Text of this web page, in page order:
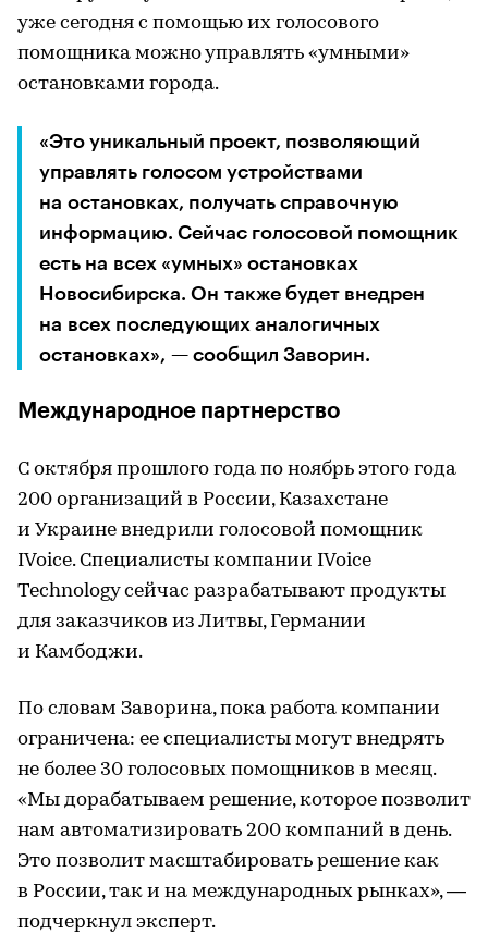
уже сегодня с помощью их голосового
помощника можно управлять «умными»
остановками города.
«Это уникальный проект, позволяющий
управлять голосом устройствами
на остановках, получать справочную
информацию. Сейчас голосовой помощник
есть на всех «умных» остановках
Новосибирска. Он также будет внедрен
на всех последующих аналогичных
остановках», — сообщил Заворин.
Международное партнерство
С октября прошлого года по ноябрь этого года
200 организаций в России, Казахстане
и Украине внедрили голосовой помощник
IVoice. Специалисты компании IVoice
Technology сейчас разрабатывают продукты
для заказчиков из Литвы, Германии
и Камбоджи.
По словам Заворина, пока работа компании
ограничена: ее специалисты могут внедрять
не более 30 голосовых помощников в месяц.
«Мы дорабатываем решение, которое позволит
нам автоматизировать 200 компаний в день.
Это позволит масштабировать решение как
в России, так и на международных рынках», —
подчеркнул эксперт.